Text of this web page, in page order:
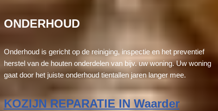
ONDERHOUD
Onderhoud is gericht op de reiniging, inspectie en het preventief
herstel van de houten onderdelen van bijv. uw woning. Uw woning
gaat door het juiste onderhoud tientallen jaren langer mee.
KOZIJN REPARATIE IN Waarder